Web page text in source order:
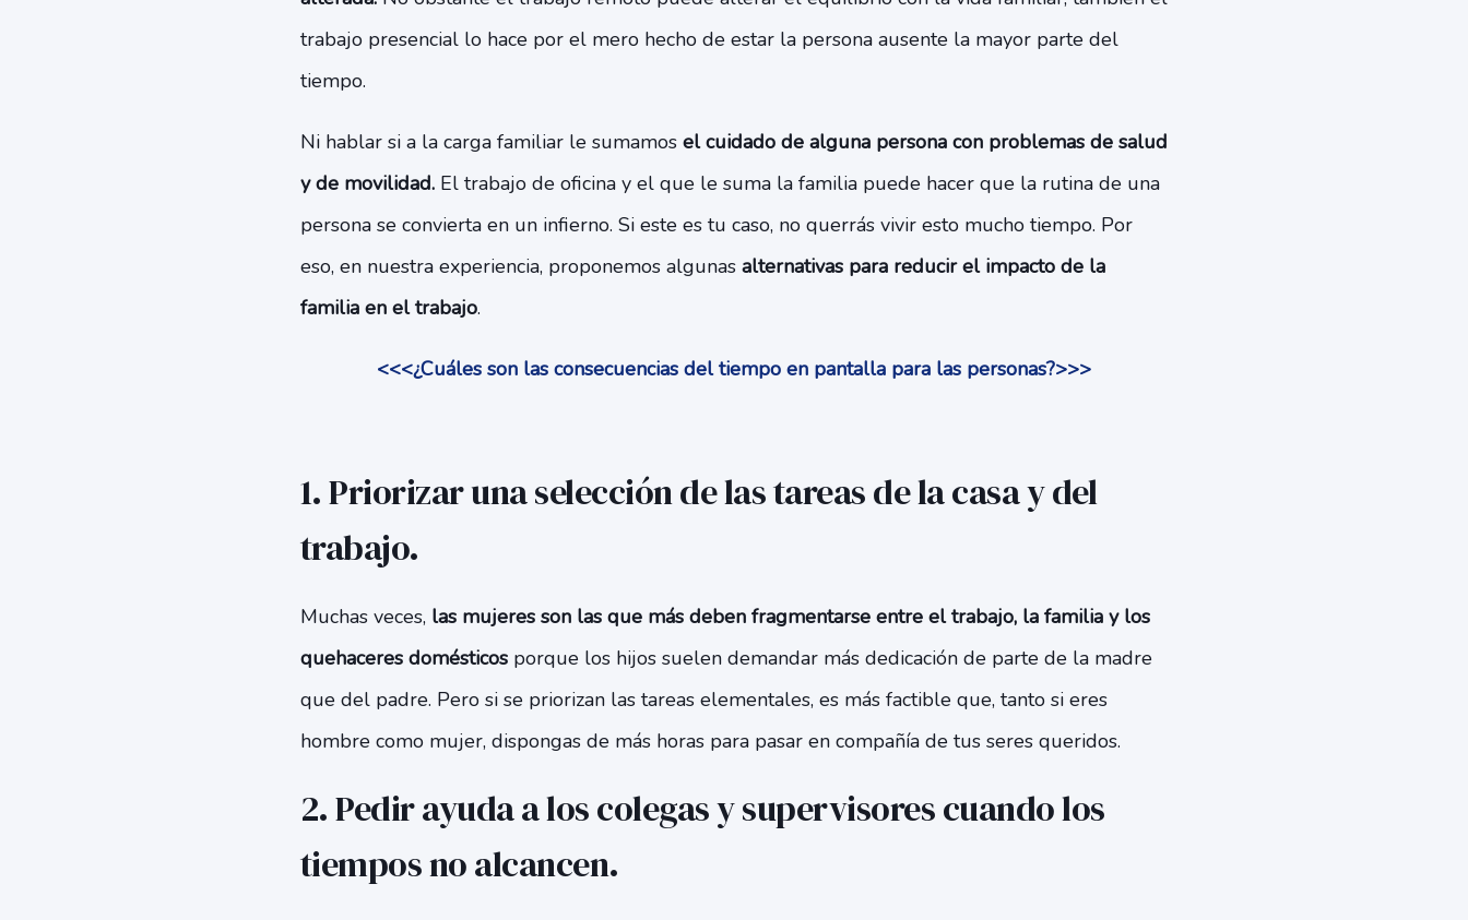
trabajo presencial lo hace por el mero hecho de estar la persona ausente la mayor parte del
tiempo.
Ni hablar si a la carga familiar le sumamos el cuidado de alguna persona con problemas de salud
y de movilidad.El trabajo de oficina y el que le suma la familia puede hacer que la rutina de una
persona se convierta en un infierno. Si este es tu caso, no querrás vivir esto mucho tiempo. Por
eso, en nuestra experiencia, proponemos algunas alternativas para reducir el impacto de la
familia en el trabajo.
<<<¿Cuáles son las consecuencias del tiempo en pantalla para las personas?>>>
1. Priorizar una selección de las tareas de la casa y del
trabajo.
Muchas veces,las mujeres son las que más deben fragmentarse entre el trabajo, la familia y los
quehaceres domésticosporque los hijos suelen demandar más dedicación de parte de la madre
que del padre. Pero si se priorizan las tareas elementales, es más factible que, tanto si eres
hombre como mujer, dispongas de más horas para pasar en compañía de tus seres queridos.
2. Pedir ayuda a los colegas y supervisores cuando los
tiempos no alcancen.